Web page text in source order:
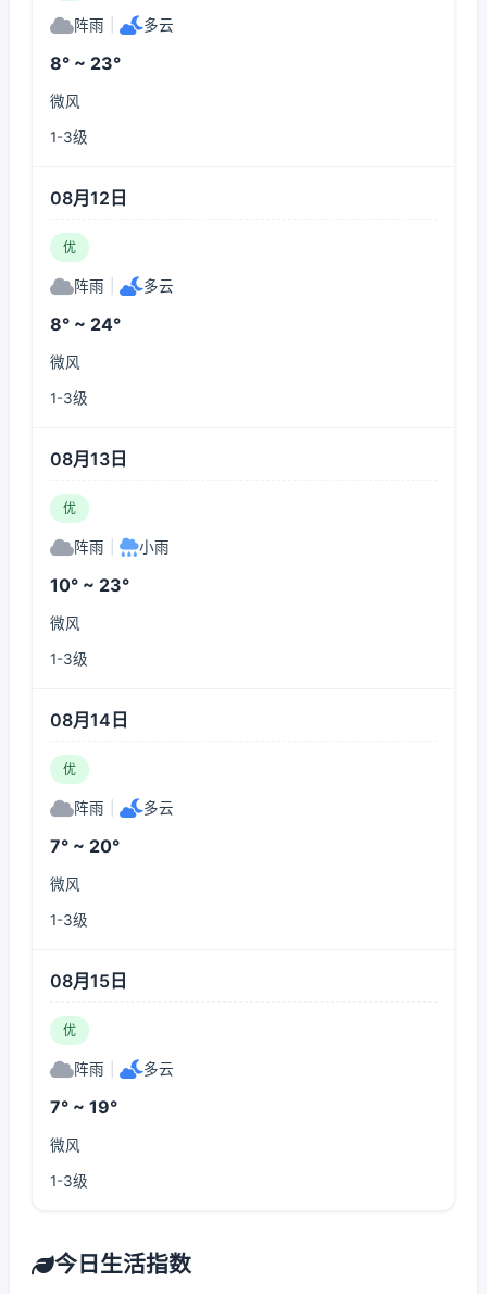
阵雨 多云
8° ~ 23°
微风
1-3级
08月12日
优
阵雨 多云
8° ~ 24°
微风
1-3级
08月13日
优
阵雨 小雨
10° ~ 23°
微风
1-3级
08月14日
优
阵雨 多云
7° ~ 20°
微风
1-3级
08月15日
优
阵雨 多云
7° ~ 19°
微风
1-3级
今日生活指数